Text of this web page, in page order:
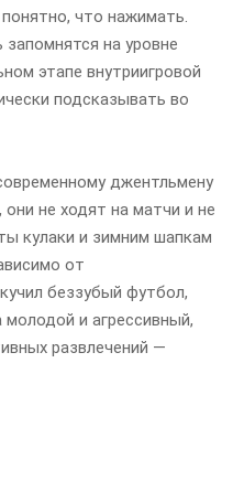
что нажимать.
на уровне
этапе внутриигровой
подсказывать во
джентльмену
не ходят на матчи и не
кулаки и зимним шапкам
от
беззубый футбол,
и агрессивный,
развлечений —